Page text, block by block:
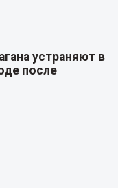
устраняют в
после